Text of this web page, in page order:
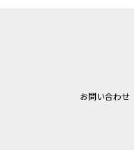
お問い合わせ